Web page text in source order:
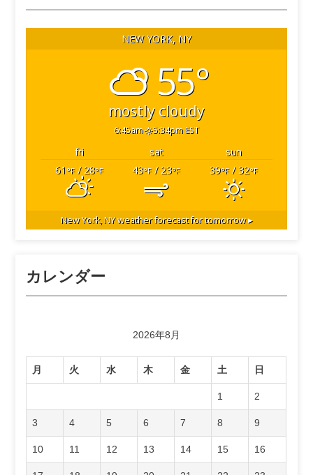
NEW YORK, NY
55°
mostly cloudy
6:45am 5:34pm EST
fri sat
sun
61 °F/ 28°F 43°F/ 23°F 39°F/ 32°F
New York, NYweather forecast for tomorrow ▸
カレンダー
2026年8月
月 火 水 木 金 土 日
1 2
3 4 5 6 7 8 9
10 11 12 13 14 15 16